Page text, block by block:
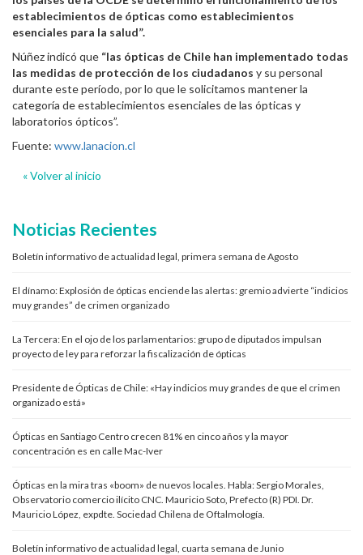
establecimientos de ópticas como establecimientos
esenciales para la salud”.
Núñez indicó que “las ópticas de Chile han implementado todas
las medidas de protección de los ciudadanos y su personal
durante este período, por lo que le solicitamos mantener la
categoría de establecimientos esenciales de las ópticas y
laboratorios ópticos”.
Fuente: www.lanacion.cl
« Volver al inicio
Noticias Recientes
Boletín informativo de actualidad legal, primera semana de Agosto
El dínamo: Explosión de ópticas enciende las alertas: gremio advierte “indicios
muy grandes” de crimen organizado
La Tercera: En el ojo de los parlamentarios: grupo de diputados impulsan
proyecto de ley para reforzar la fiscalización de ópticas
Presidente de Ópticas de Chile: «Hay indicios muy grandes de que el crimen
organizado está»
Ópticas en Santiago Centro crecen 81% en cinco años y la mayor
concentración es en calle Mac-Iver
Ópticas en la mira tras «boom» de nuevos locales. Habla: Sergio Morales,
Observatorio comercio ilícito CNC. Mauricio Soto, Prefecto (R) PDI. Dr.
Mauricio López, expdte. Sociedad Chilena de Oftalmología.
Boletín informativo de actualidad legal, cuarta semana de Junio